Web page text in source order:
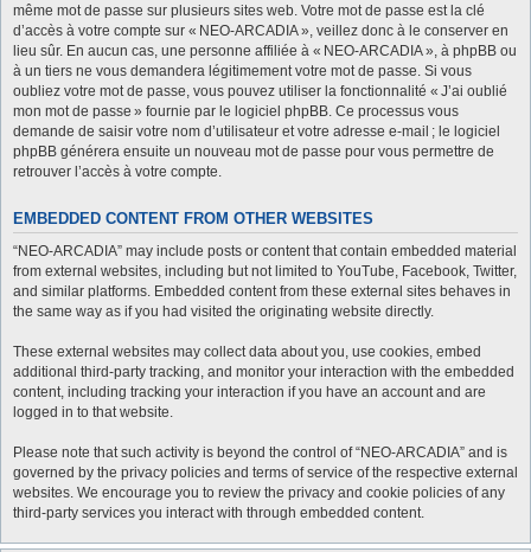
même mot de passe sur plusieurs sites web. Votre mot de passe est la clé
d’accès à votre compte sur « NEO-ARCADIA », veillez donc à le conserver en
lieu sûr. En aucun cas, une personne affiliée à « NEO-ARCADIA », à phpBB ou
à un tiers ne vous demandera légitimement votre mot de passe. Si vous
oubliez votre mot de passe, vous pouvez utiliser la fonctionnalité « J’ai oublié
mon mot de passe » fournie par le logiciel phpBB. Ce processus vous
demande de saisir votre nom d’utilisateur et votre adresse e-mail ; le logiciel
phpBB générera ensuite un nouveau mot de passe pour vous permettre de
retrouver l’accès à votre compte.
EMBEDDED CONTENT FROM OTHER WEBSITES
“NEO-ARCADIA” may include posts or content that contain embedded material
from external websites, including but not limited to YouTube, Facebook, Twitter,
and similar platforms. Embedded content from these external sites behaves in
the same way as if you had visited the originating website directly.
These external websites may collect data about you, use cookies, embed
additional third-party tracking, and monitor your interaction with the embedded
content, including tracking your interaction if you have an account and are
logged in to that website.
Please note that such activity is beyond the control of “NEO-ARCADIA” and is
governed by the privacy policies and terms of service of the respective external
websites. We encourage you to review the privacy and cookie policies of any
third-party services you interact with through embedded content.